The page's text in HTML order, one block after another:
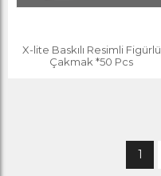
X-lite Baskılı Resimli Figürlü
Çakmak *50 Pcs
1